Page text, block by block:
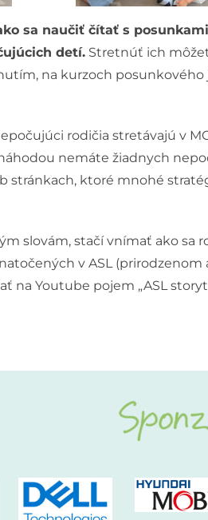
sa naučiť čítať s
detí.Stretnúť ich
na kurzoch
rodičia stretávajú v
nemáte žiadnych
stránkach, ktoré mnohé
slovám, stačí vnímať ako sa
v ASL
na Youtube pojem „ASL